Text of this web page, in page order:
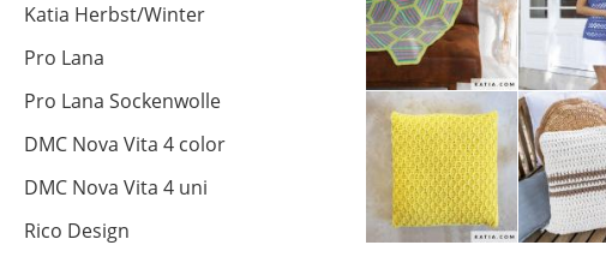
Katia Herbst/Winter
Pro Lana
Pro Lana Sockenwolle
DMC Nova Vita 4 color
DMC Nova Vita 4 uni
Rico Design